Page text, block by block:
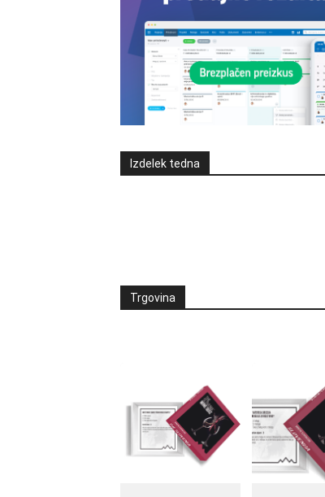
Izdelek tedna
Trgovina